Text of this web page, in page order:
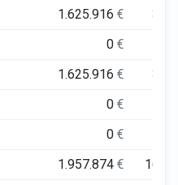
1.625.916€
0€
1.625.916€
0€
0€
1.957.874€